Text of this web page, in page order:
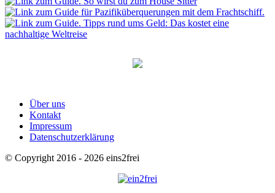
Über uns
Kontakt
Impressum
Datenschutzerklärung
© Copyright 2016 - 2026 eins2frei